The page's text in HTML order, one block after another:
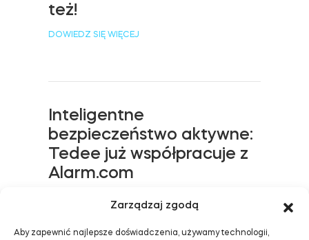
Zarządzaj zgodą
Aby zapewnić najlepsze doświadczenia, używamy technologii,
Moduł przekaźnikowy BleBox
Tedee GO2
Kup teraz
też!
DOWIEDZ SIĘ WIĘCEJ
Inteligentne
bezpieczeństwo aktywne:
Tedee już współpracuje z
Alarm.com